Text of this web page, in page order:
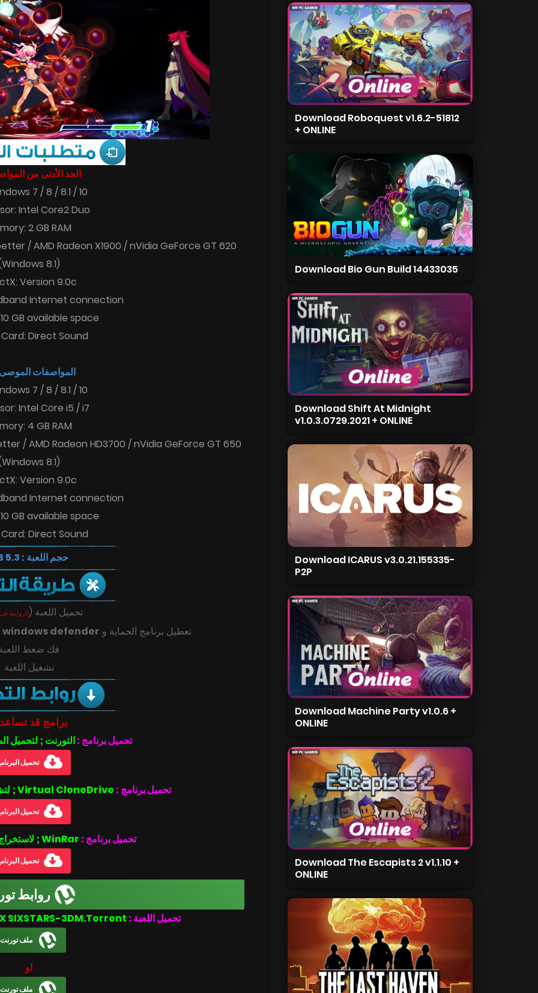
الحد الأدنى من
7 / 8 / 8.1 / 10
Intel Core2 Duo
2 GB RAM
/ AMD Radeon X1900 / nVidia GeForce GT 620
8.1)
Version 9.0c
Internet connection
GB available space
Direct Sound
المواصفات الموصى
7 / 8 / 8.1 / 10
Intel Core i5 / i7
4 GB RAM
/ AMD Radeon HD3700 / nVidia GeForce GT 650
8.1)
Version 9.0c
Internet connection
GB available space
Direct Sound
حجم اللعبة : 5.3 GB
تحميل اللعبة (الروابط
تعطيل برنامج الحماية و windows defender
فك ضغط
تشغيل اللعبة
برامج قد
تحميل برنامج :التورنت ; لتحميل
تحميل
تحميل برنامج : Virtual CloneDrive ; لتشغيل ملفات بصيغة الأيزو .iso
تحميل
تحميل برنامج : WinRar ; لاستخراج الملفات المضغوطة
تحميل
روابط
تحميل اللعبة :
ملف تورنت
او
ملف تورنت
Download Roboquest v1.6.2-51812
+ ONLINE
Download Bio Gun Build 14433035
Download Shift At Midnight
v1.0.3.0729.2021 + ONLINE
Download ICARUS v3.0.21.155335-
P2P
Download Machine Party v1.0.6 +
ONLINE
Download The Escapists 2 v1.1.10 +
ONLINE